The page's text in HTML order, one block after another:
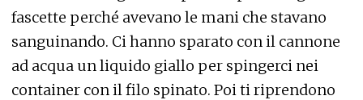
fascette perché avevano le mani che stavano
sanguinando. Ci hanno sparato con il cannone
ad acqua un liquido giallo per spingerci nei
container con il filo spinato. Poi ti riprendono